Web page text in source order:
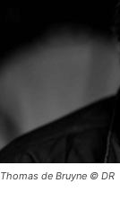
Thomas de Bruyne © DR